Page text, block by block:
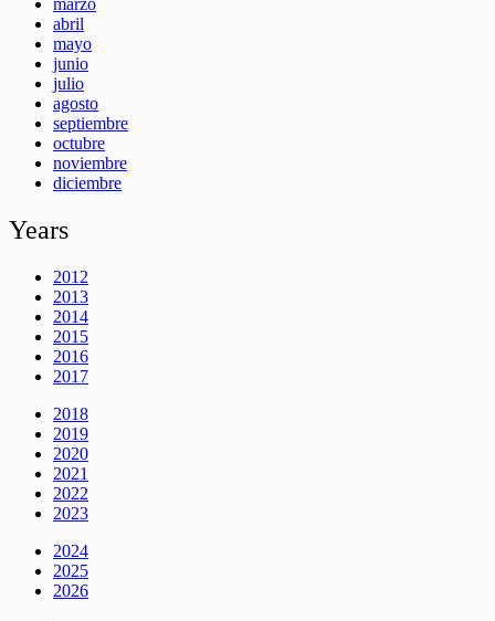
abril
mayo
junio
julio
agosto
septiembre
octubre
noviembre
diciembre
Years
2012
2013
2014
2015
2016
2017
2018
2019
2020
2021
2022
2023
2024
2025
2026